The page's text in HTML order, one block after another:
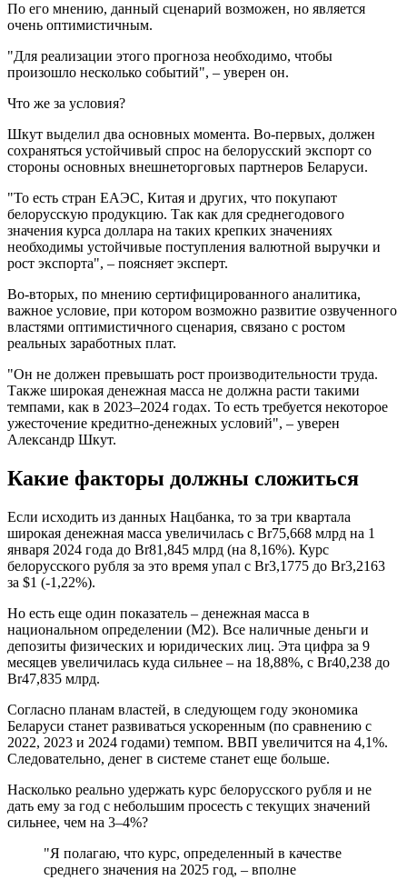
По его мнению, данный сценарий возможен, но является
очень оптимистичным.
"Для реализации этого прогноза необходимо, чтобы
произошло несколько событий", – уверен он.
Что же за условия?
Шкут выделил два основных момента. Во-первых, должен
сохраняться устойчивый спрос на белорусский экспорт со
стороны основных внешнеторговых партнеров Беларуси.
"То есть стран ЕАЭС, Китая и других, что покупают
белорусскую продукцию. Так как для среднегодового
значения курса доллара на таких крепких значениях
необходимы устойчивые поступления валютной выручки и
рост экспорта", – поясняет эксперт.
Во-вторых, по мнению сертифицированного аналитика,
важное условие, при котором возможно развитие озвученного
властями оптимистичного сценария, связано с ростом
реальных заработных плат.
"Он не должен превышать рост производительности труда.
Также широкая денежная масса не должна расти такими
темпами, как в 2023–2024 годах. То есть требуется некоторое
ужесточение кредитно-денежных условий", – уверен
Александр Шкут.
Какие факторы должны сложиться
Если исходить из данных Нацбанка, то за три квартала
широкая денежная масса увеличилась с Br75,668 млрд на 1
января 2024 года до Br81,845 млрд (на 8,16%). Курс
белорусского рубля за это время упал с Br3,1775 до Br3,2163
за $1 (-1,22%).
Но есть еще один показатель – денежная масса в
национальном определении (М2). Все наличные деньги и
депозиты физических и юридических лиц. Эта цифра за 9
месяцев увеличилась куда сильнее – на 18,88%, с Br40,238 до
Br47,835 млрд.
Согласно планам властей, в следующем году экономика
Беларуси станет развиваться ускоренным (по сравнению с
2022, 2023 и 2024 годами) темпом. ВВП увеличится на 4,1%.
Следовательно, денег в системе станет еще больше.
Насколько реально удержать курс белорусского рубля и не
дать ему за год с небольшим просесть с текущих значений
сильнее, чем на 3–4%?
"Я полагаю, что курс, определенный в качестве
среднего значения на 2025 год, – вполне